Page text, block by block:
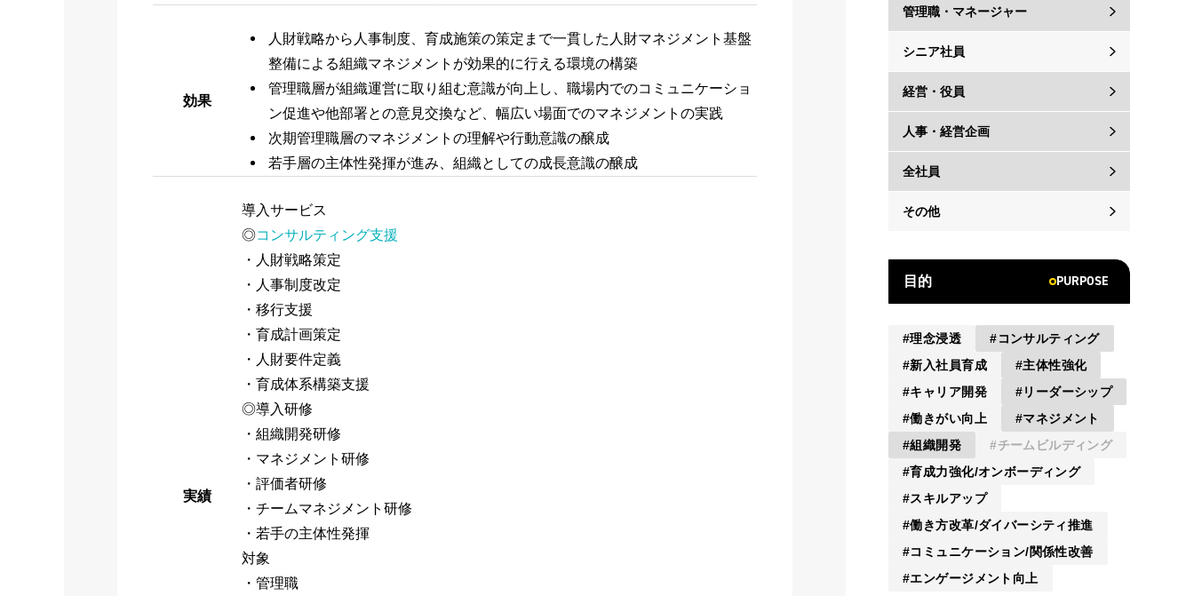
効果
人財戦略から人事制度、育成施策の策定まで一貫した人財マネジメント基盤
整備による組織マネジメントが効果的に行える環境の構築
管理職層が組織運営に取り組む意識が向上し、職場内でのコミュニケーショ
ン促進や他部署との意見交換など、幅広い場面でのマネジメントの実践
次期管理職層のマネジメントの理解や行動意識の醸成
若手層の主体性発揮が進み、組織としての成長意識の醸成
実績
導入サービス
◎コンサルティング支援
・人財戦略策定
・人事制度改定
・移行支援
・育成計画策定
・人財要件定義
・育成体系構築支援
◎導入研修
・組織開発研修
・マネジメント研修
・評価者研修
・チームマネジメント研修
・若手の主体性発揮
対象
・管理職
管理職・マネージャー
シニア社員
経営・役員
人事・経営企画
全社員
その他
目的 PURPOSE
理念浸透
コンサルティング
新入社員育成
主体性強化
キャリア開発
リーダーシップ
働きがい向上
マネジメント
組織開発
チームビルディング
育成力強化/オンボーディング
スキルアップ
働き方改革/ダイバーシティ推進
コミュニケーション/関係性改善
エンゲージメント向上